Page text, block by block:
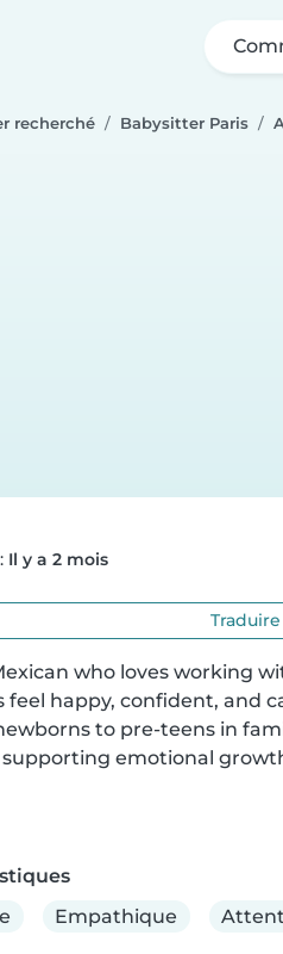
recherché Babysitter Paris
Il y a 2 mois
who loves working
happy, confident, and
to pre-teens in
emotional
Empathique